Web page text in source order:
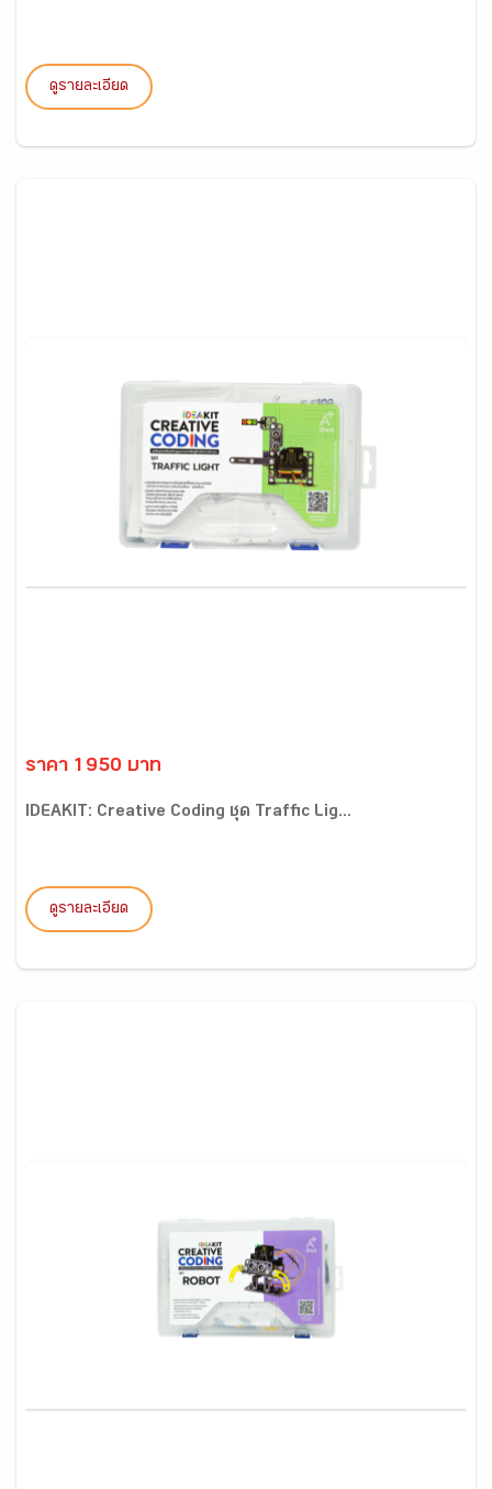
ดูรายละเอียด
ราคา 1950 บาท
IDEAKIT: Creative Coding ชุด Traffic Lig...
ดูรายละเอียด